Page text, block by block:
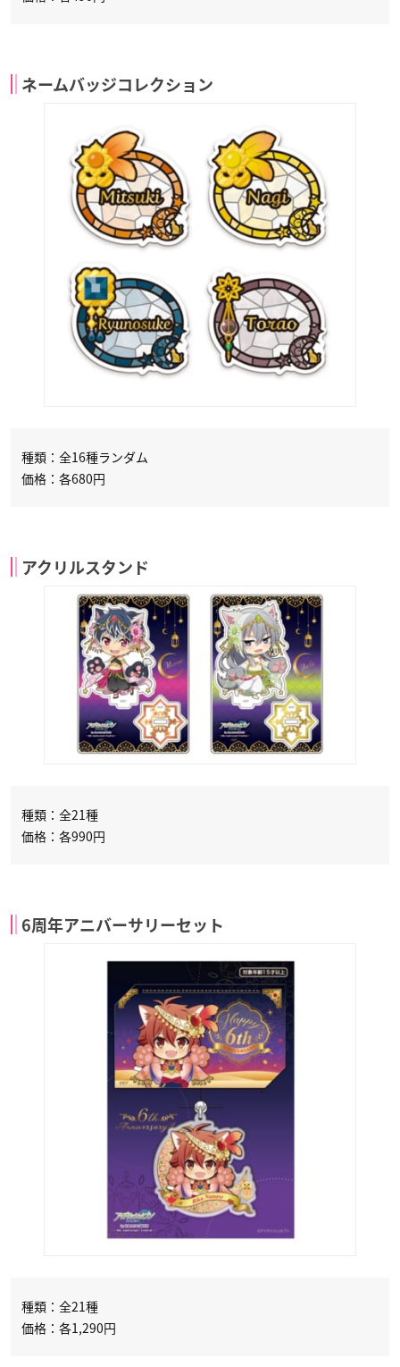
ネームバッジコレクション
種類：全16種ランダム
価格：各680円
アクリルスタンド
種類：全21種
価格：各990円
6周年アニバーサリーセット
種類：全21種
価格：各1,290円